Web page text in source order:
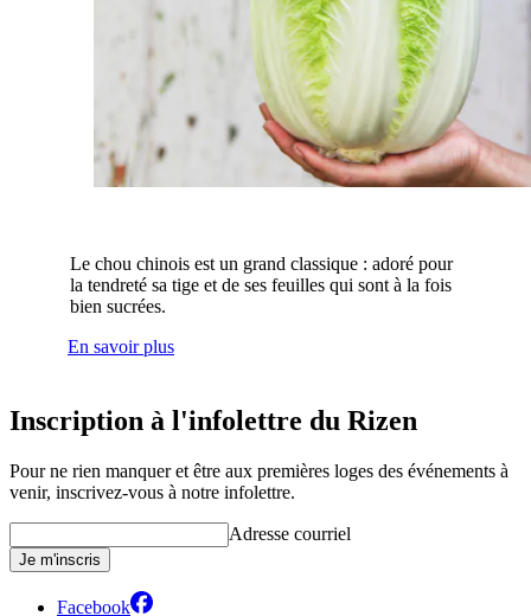
Le chou chinois est un grand classique : adoré pour
la tendreté sa tige et de ses feuilles qui sont à la fois
bien sucrées.
En savoir plus
Inscription à l'infolettre du Rizen
Pour ne rien manquer et être aux premières loges des événements à
venir, inscrivez-vous à notre infolettre.
Adresse courriel
Je m'inscris
Facebook